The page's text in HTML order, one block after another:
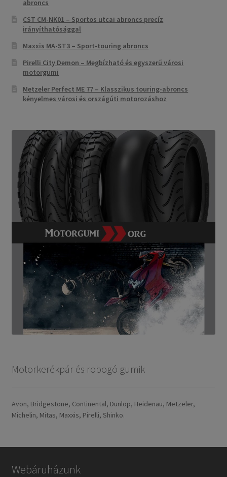
abroncs
CST CM-NK01 – Sportos utcai abroncs precíz
irányíthatósággal
Maxxis MA-ST3 – Sport-touring abroncs
Pirelli City Demon – Megbízható és egyszerű városi
motorgumi
Metzeler Perfect ME 77 – Klasszikus touring-abroncs
kényelmes városi és országúti motorozáshoz
Motorkerékpár és robogó gumik
Avon, Bridgestone, Continental, Dunlop, Heidenau, Metzeler,
Michelin, Mitas, Maxxis, Pirelli, Shinko.
Webáruházunk